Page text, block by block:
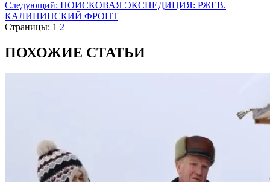
Следующий: ПОИСКОВАЯ ЭКСПЕДИЦИЯ: РЖЕВ.
КАЛИНИНСКИЙ ФРОНТ
Страницы: 1 2
ПОХОЖИЕ СТАТЬИ